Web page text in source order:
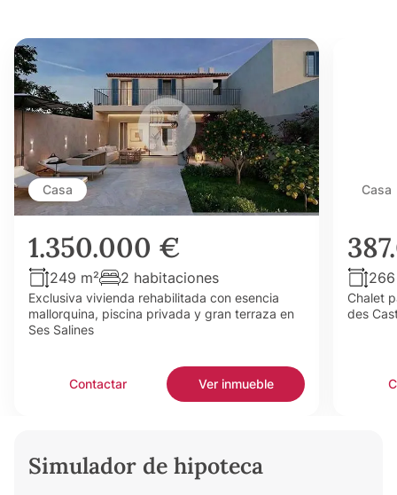
Casa
1.350.000 €
249 m² 2 habitaciones
Exclusiva vivienda rehabilitada con esencia
mallorquina, piscina privada y gran terraza en
Ses Salines
Contactar Ver inmueble
Casa
Chalet
des
Simulador de hipoteca